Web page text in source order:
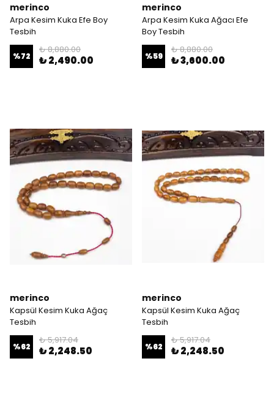
merinco
Arpa Kesim Kuka Efe Boy
Tesbih
%72
₺ 8,880.00
₺ 2,490.00
merinco
Arpa Kesim Kuka Ağacı Efe
Boy Tesbih
%59
₺ 8,880.00
₺ 3,600.00
merinco
Kapsül Kesim Kuka Ağaç
Tesbih
%62
₺ 5,917.04
₺ 2,248.50
merinco
Kapsül Kesim Kuka Ağaç
Tesbih
%62
₺ 5,917.04
₺ 2,248.50